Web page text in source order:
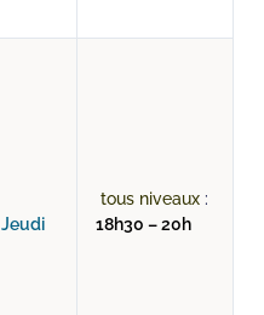
Jeudi
tous niveaux :
18h30 – 20h